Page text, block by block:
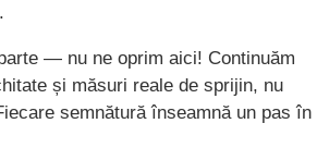
— nu ne oprim aici! Continuăm
și măsuri reale de sprijin, nu
semnătură înseamnă un pas în